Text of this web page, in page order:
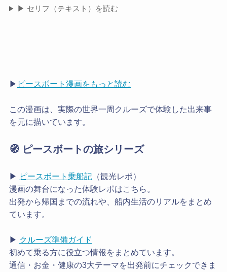
▶ セリフ（テキスト）を読む
▶︎ ピースボート漫画をもっと読む
この漫画は、実際の世界一周クルーズで体験した出来事
を元に描いています。
🧭 ピースボートの旅シリーズ
▶ ピースボート乗船記 （観光レポ）
漫画の舞台になった体験レポはこちら。
出発から帰国までの流れや、船内生活のリアルをまとめ
ています。
▶ クルーズ準備ガイド
初めて乗る方に役立つ情報をまとめています。
通信・お金・健康の3大テーマを出発前にチェックできま